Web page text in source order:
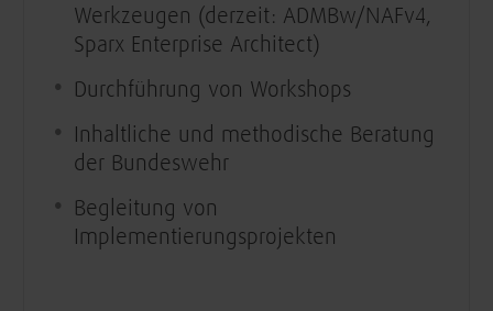
Werkzeugen (derzeit: ADMBw/NAFv4,
Sparx Enterprise Architect)
Durchführung von Workshops
Inhaltliche und methodische Beratung
der Bundeswehr
Begleitung von
Implementierungsprojekten